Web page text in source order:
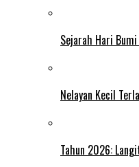
Sejarah Hari
Nelayan Kecil
Tahun 2026: